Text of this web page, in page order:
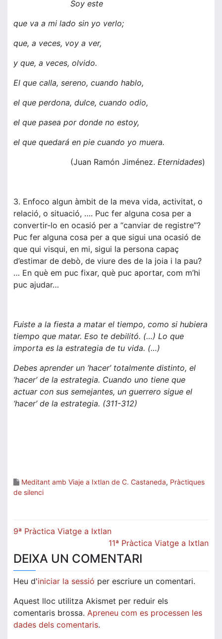
Soy este
que va a mi lado sin yo verlo;
que, a veces, voy a ver,
y que, a veces, olvido.
El que calla, sereno, cuando hablo,
el que perdona, dulce, cuando odio,
el que pasea por donde no estoy,
el que quedará en pie cuando yo muera.
(Juan Ramón Jiménez. Eternidades)
3. Enfoco algun àmbit de la meva vida, activitat, o
relació, o situació, …. Puc fer alguna cosa per a
convertir-lo en ocasió per a “canviar de registre”?
Puc fer alguna cosa per a que sigui una ocasió de
que qui visqui, en mi, sigui la persona capaç
d’estimar de debò, de viure des de la joia i la pau?
… En què em puc fixar, què puc aportar, com m’hi
puc ajudar…
Fuiste a la fiesta a matar el tiempo, como si hubiera
tiempo que matar. Eso te debilitó. (…) Lo que
importa es la estrategia de tu vida. (…)
Debes aprender un ‘hacer’ totalmente distinto, el
‘hacer’ de la estrategia. Cuando uno tiene que
actuar con sus semejantes, un guerrero sigue el
‘hacer’ de la estrategia. (311-312)
Meditant amb Viaje a Ixtlan de C. Castaneda, Pràctiques
de silenci
Navegació
9ª Pràctica Viatge a Ixtlan
11ª Pràctica Viatge a Ixtlan
DEIXA UN COMENTARI
Heu d'iniciar la sessió per escriure un comentari.
Aquest lloc utilitza Akismet per reduir els
comentaris brossa. Apreneu com es processen les
dades dels comentaris.